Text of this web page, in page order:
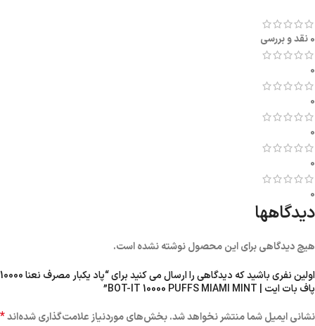
0 نقد و بررسی
0
0
0
0
0
دیدگاهها
هیچ دیدگاهی برای این محصول نوشته نشده است.
اولین نفری باشید که دیدگاهی را ارسال می کنید برای “پاد یکبار مصرف نعنا 10000
پاف بات ایت | BOT-IT 10000 PUFFS MIAMI MINT”
نشانی ایمیل شما منتشر نخواهد شد.بخش‌های موردنیاز علامت‌گذاری شده‌اند*